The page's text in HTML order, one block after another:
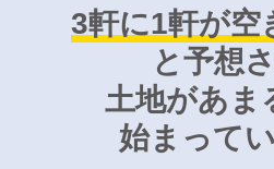
3軒に1軒が空
と予想さ
土地があま
始まってい